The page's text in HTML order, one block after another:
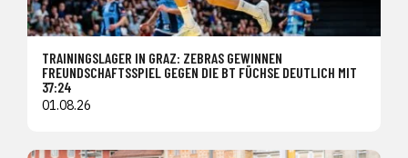
TRAININGSLAGER IN GRAZ: ZEBRAS GEWINNEN
FREUNDSCHAFTSSPIEL GEGEN DIE BT FÜCHSE DEUTLICH MIT
37:24
01.08.26